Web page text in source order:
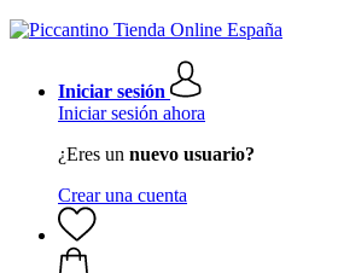
Iniciar sesión
Iniciar sesión ahora
¿Eres un nuevo usuario?
Crear una cuenta